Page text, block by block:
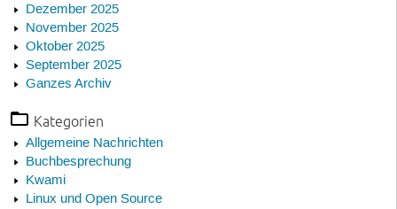
Dezember 2025
November 2025
Oktober 2025
September 2025
Ganzes Archiv
Kategorien
Allgemeine Nachrichten
Buchbesprechung
Kwami
Linux und Open Source